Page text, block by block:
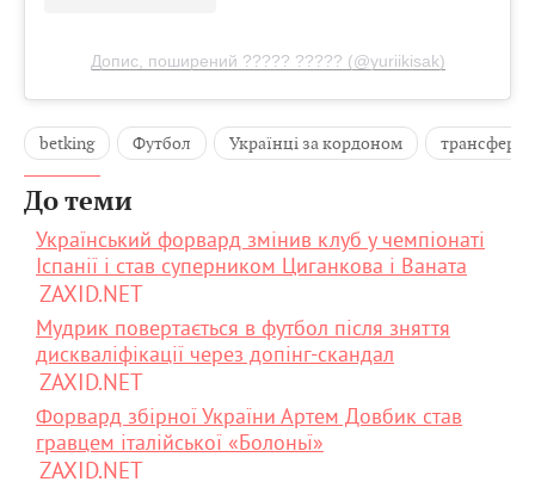
Допис, поширений ????? ????? (@yuriikisak)
betking Футбол Українці за кордоном трансфер
До теми
Український форвард змінив клуб у чемпіонаті
Іспанії і став суперником Циганкова і Ваната
ZAXID.NET
Мудрик повертається в футбол після зняття
дискваліфікації через допінг-скандал
ZAXID.NET
Форвард збірної України Артем Довбик став
гравцем італійської «Болоньї»
ZAXID.NET